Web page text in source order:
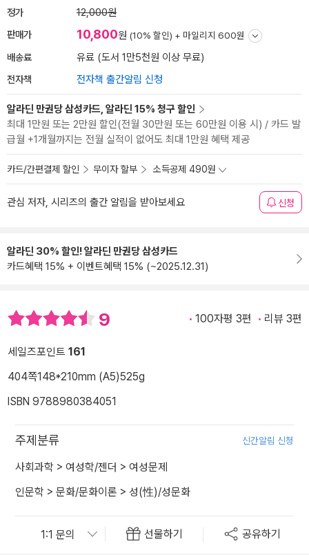
정가 12,000원
판매가 10,800원 (10% 할인) + 마일리지 600원
배송료 유료 (도서 1만5천원 이상 무료)
전자책 전자책 출간알림 신청
알라딘 만권당 삼성카드, 알라딘 15% 청구 할인
최대 1만원 또는 2만원 할인(전월 30만원 또는 60만원 이용 시) / 카드 발
급월 +1개월까지는 전월 실적이 없어도 최대 1만원 혜택 제공
카드/간편결제 할인 무이자 할부 소득공제 490원
관심 저자, 시리즈의 출간 알림을 받아보세요 신청
알라딘 30% 할인! 알라딘 만권당 삼성카드
카드혜택 15% + 이벤트혜택 15% (~2025.12.31)
9 100자평 3편 리뷰 3편
세일즈포인트 161
404쪽148*210mm (A5)525g
ISBN 9788980384051
주제분류 신간알림 신청
사회과학 > 여성학/젠더 > 여성문제
인문학 > 문화/문화이론 > 성(性)/성문화
선물하기 공유하기